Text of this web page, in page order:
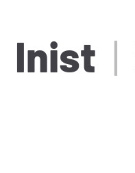
Inist